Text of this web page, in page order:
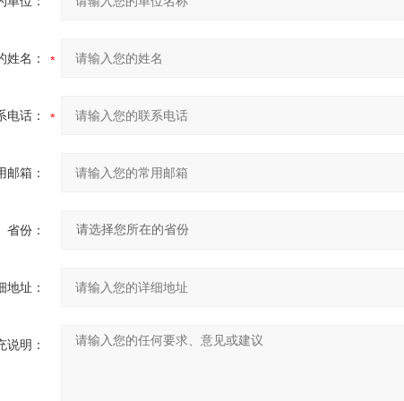
姓名：
电话：
邮箱：
省份：
地址：
说明：